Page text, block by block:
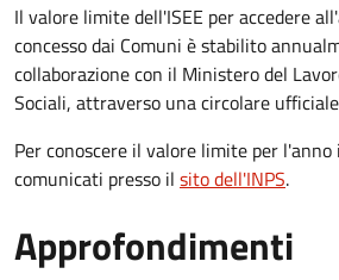
Il valore limite dell'ISEE per accedere
concesso dai Comuni è stabilito
collaborazione con il Ministero del
Sociali, attraverso una circolare
Per conoscere il valore limite per
comunicati presso il sito dell'INPS.
Approfondimenti